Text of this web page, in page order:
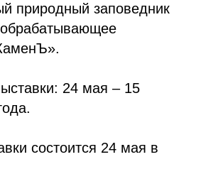
природный заповедник
24 мая – 15
состоится 24 мая в